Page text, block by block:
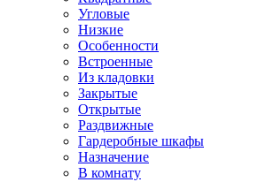
Угловые
Низкие
Особенности
Встроенные
Из кладовки
Закрытые
Открытые
Раздвижные
Гардеробные шкафы
Назначение
В комнату